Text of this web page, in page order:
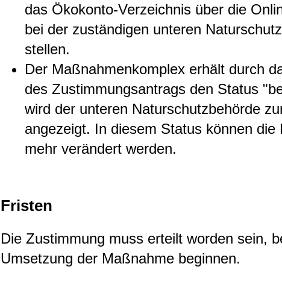
das Ökokonto-Verzeichnis über die
bei der zuständigen unteren
stellen.
Der Maßnahmenkomplex erhält durch
des Zustimmungsantrags den Status
wird der unteren Naturschutzbehörde
angezeigt. In diesem Status können die
mehr verändert werden.
Fristen
Die Zustimmung muss erteilt worden sein,
Umsetzung der Maßnahme beginnen.